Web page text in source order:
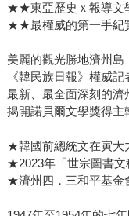
★★東亞歷史ｘ報導
★★最權威的第一手
美麗的觀光勝地濟州島
《韓民族日報》權威
最新、最全面深刻的
揭開諾貝爾文學獎得
★韓國前總統文在寅大
★2023年「世宗圖書文
★濟州四．三和平基金